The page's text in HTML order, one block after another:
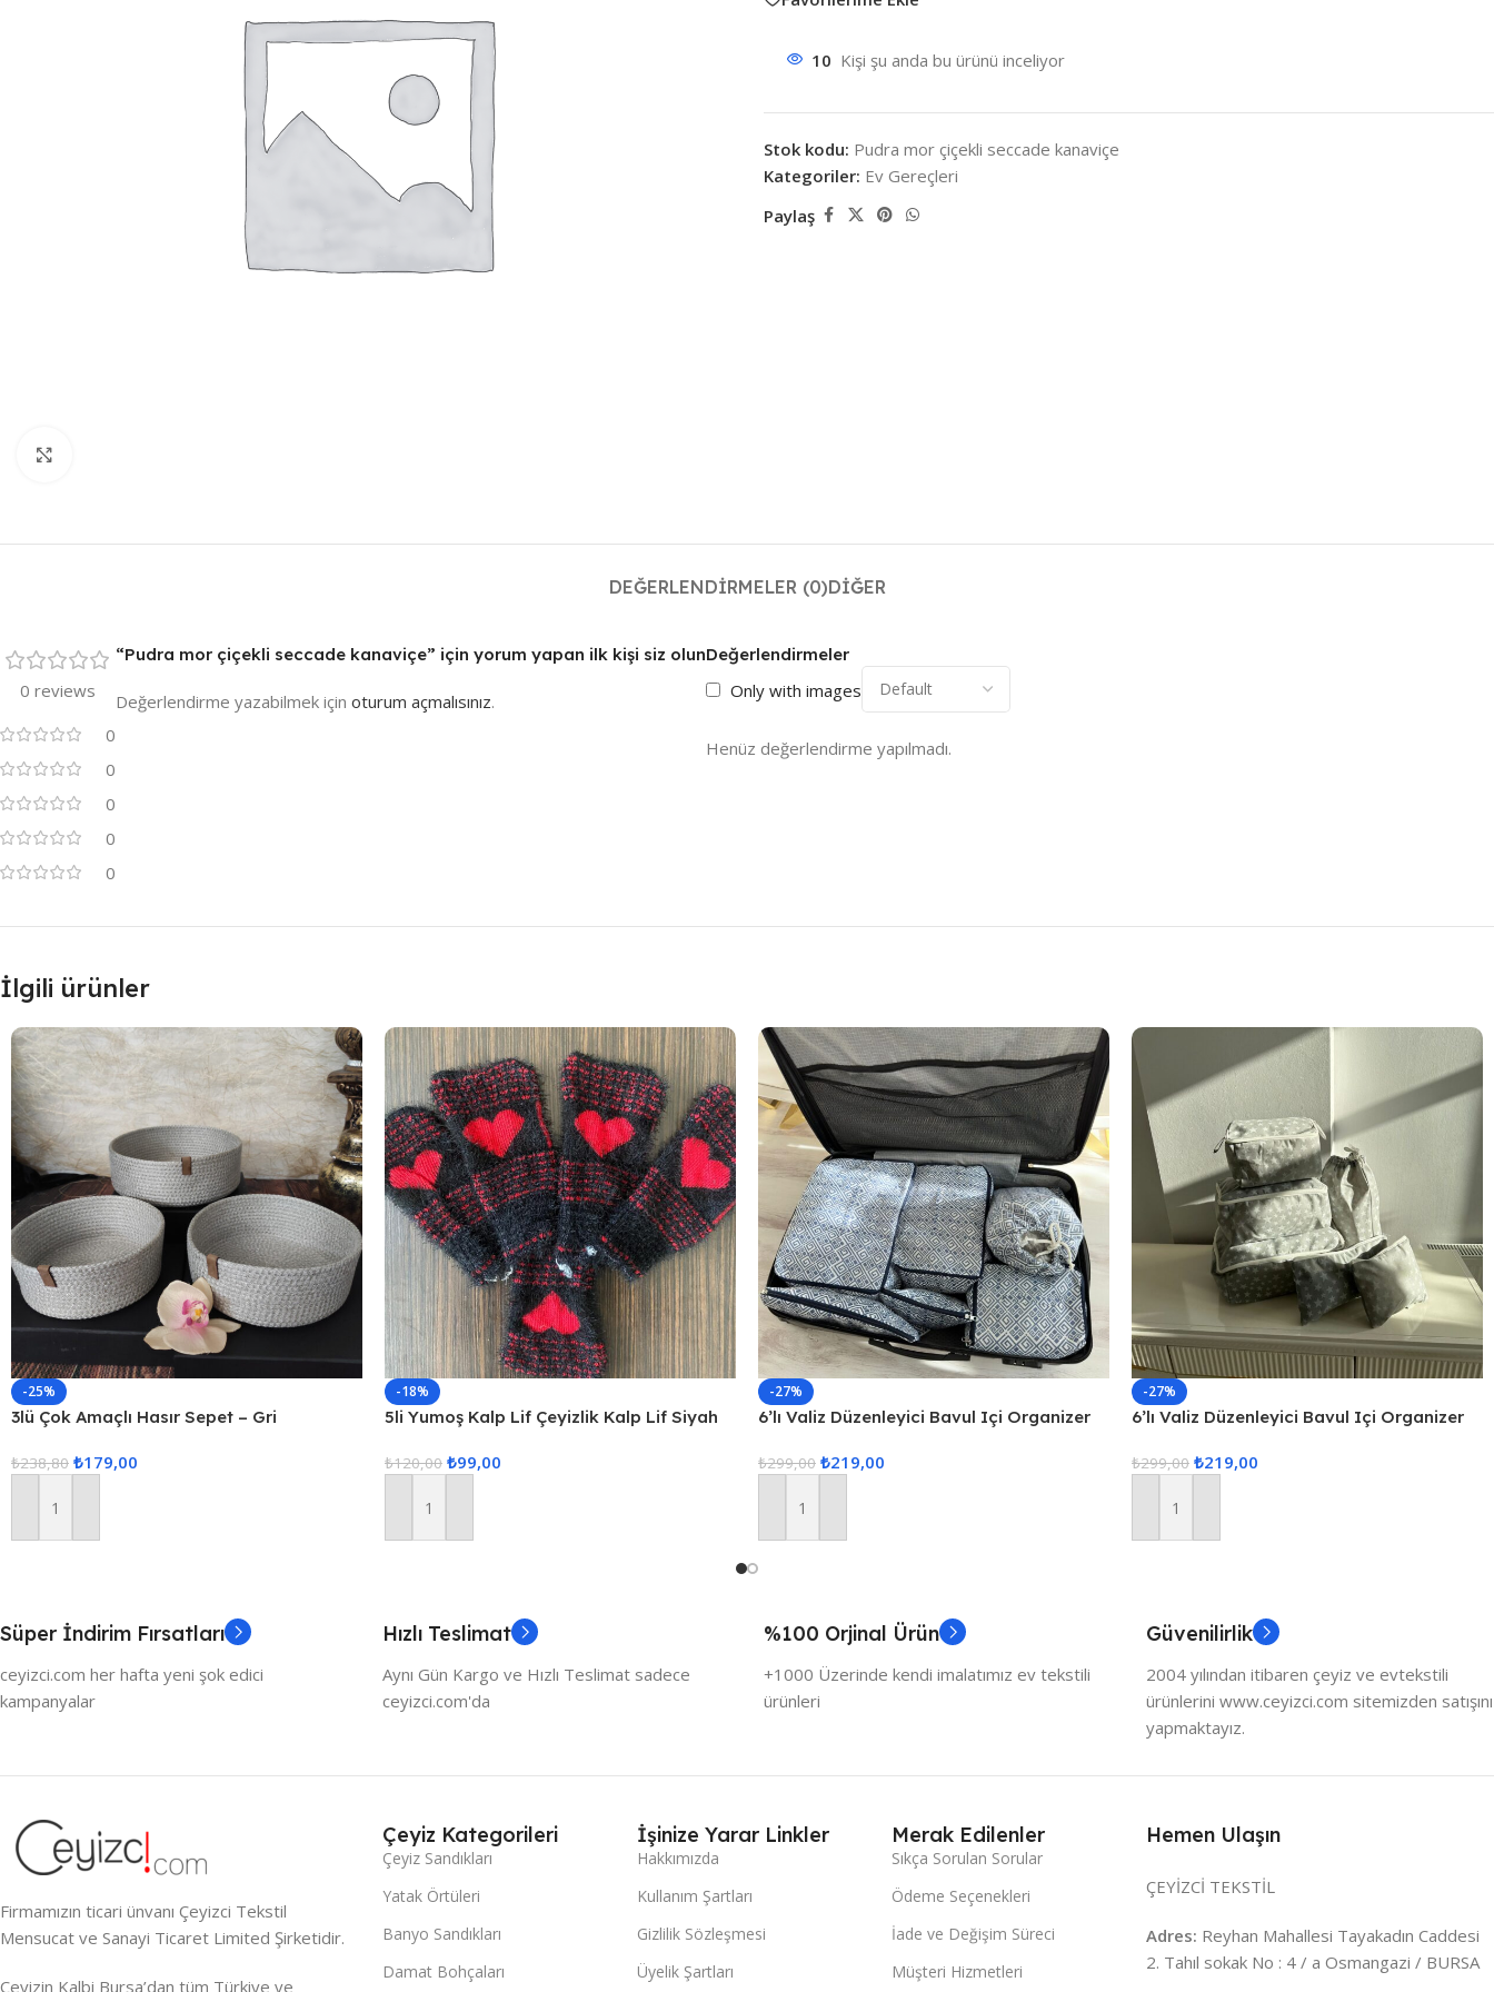
10 Kişi şu anda bu ürünü inceliyor
Stok kodu: Pudra mor çiçekli seccade kanaviçe
Kategoriler: Ev Gereçleri
Paylaş
DEĞERLENDIRMELER (0)DIĞER
0 reviews
0
0
0
0
0
Değerlendirmeler
Only with images
Henüz değerlendirme yapılmadı.
“Pudra mor çiçekli seccade kanaviçe” için yorum yapan ilk kişi siz olun
Değerlendirme yazabilmek için oturum açmalısınız.
İlgili ürünler
-25%
3lü Çok Amaçlı Hasır Sepet – Gri
₺238,80 ₺179,00
Sepete Ekle
-18%
5li Yumoş Kalp Lif Çeyizlik Kalp Lif Siyah
₺120,00 ₺99,00
Sepete Ekle
-27%
6’lı Valiz Düzenleyici Bavul Içi Organizer
₺299,00 ₺219,00
Sepete Ekle
-27%
6’lı Valiz Düzenleyici Bavul Içi Organizer
₺299,00 ₺219,00
Sepete Ekle
Süper İndirim Fırsatları
ceyizci.com her hafta yeni şok edici
kampanyalar
Hızlı Teslimat
Aynı Gün Kargo ve Hızlı Teslimat sadece
ceyizci.com'da
%100 Orjinal Ürün
+1000 Üzerinde kendi imalatımız ev tekstili
ürünleri
Güvenilirlik
2004 yılından itibaren çeyiz ve evtekstili
ürünlerini www.ceyizci.com sitemizden satışını
yapmaktayız.
Firmamızın ticari ünvanı Çeyizci Tekstil
Mensucat ve Sanayi Ticaret Limited Şirketidir.
Çeyizin Kalbi Bursa’dan tüm Türkiye ve
Çeyiz Kategorileri
Çeyiz Sandıkları
Yatak Örtüleri
Banyo Sandıkları
Damat Bohçaları
İşinize Yarar Linkler
Hakkımızda
Kullanım Şartları
Gizlilik Sözleşmesi
Üyelik Şartları
Merak Edilenler
Sıkça Sorulan Sorular
Ödeme Seçenekleri
İade ve Değişim Süreci
Müşteri Hizmetleri
Hemen Ulaşın
ÇEYİZCİ TEKSTİL
Adres: Reyhan Mahallesi Tayakadın Caddesi
2. Tahıl sokak No : 4 / a Osmangazi / BURSA